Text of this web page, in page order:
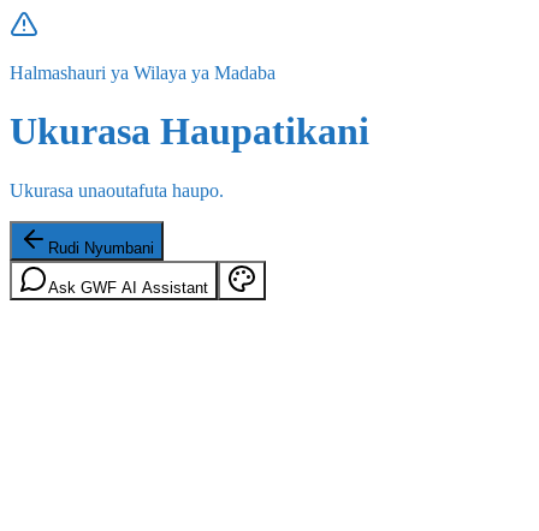
Halmashauri ya Wilaya ya Madaba
Ukurasa Haupatikani
Ukurasa unaoutafuta haupo.
Rudi Nyumbani
Ask GWF AI Assistant